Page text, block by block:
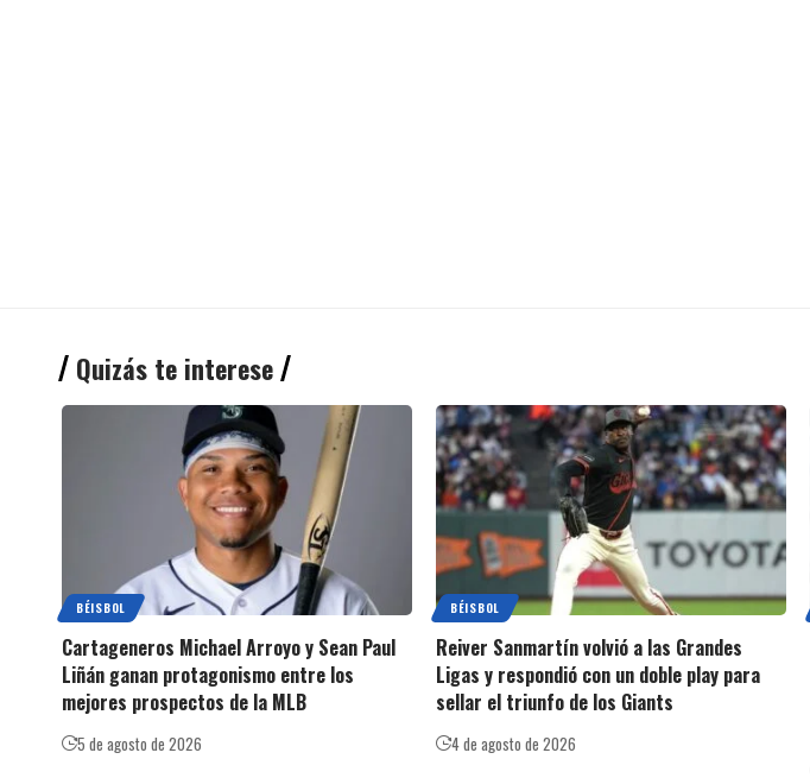
Quizás te interese
BÉISBOL
Cartageneros Michael Arroyo y Sean Paul
Liñán ganan protagonismo entre los
mejores prospectos de la MLB
5 de agosto de 2026
BÉISBOL
Reiver Sanmartín volvió a las Grandes
Ligas y respondió con un doble play para
sellar el triunfo de los Giants
4 de agosto de 2026